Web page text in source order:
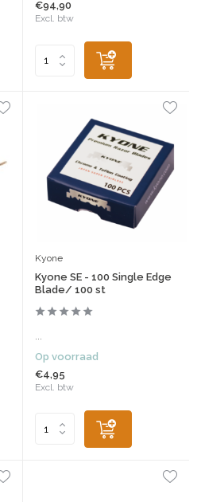
€94,90
Excl. btw
Kyone
Kyone SE - 100 Single Edge
Blade/ 100 st
...
Op voorraad
€4,95
Excl. btw